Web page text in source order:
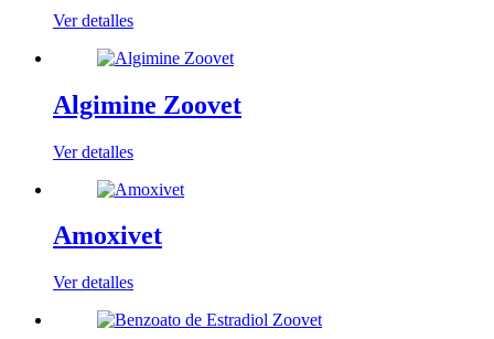
Ver detalles
Algimine Zoovet
Ver detalles
Amoxivet
Ver detalles